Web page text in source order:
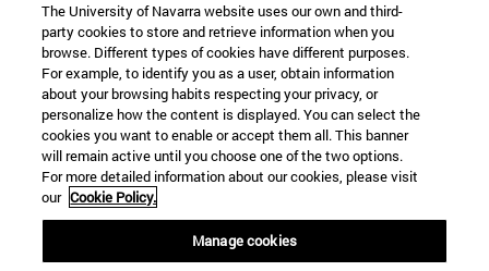
The University of Navarra website uses our own and third-
party cookies to store and retrieve information when you
browse. Different types of cookies have different purposes.
For example, to identify you as a user, obtain information
about your browsing habits respecting your privacy, or
personalize how the content is displayed. You can select the
cookies you want to enable or accept them all. This banner
will remain active until you choose one of the two options.
For more detailed information about our cookies, please visit
our Cookie Policy.
Manage cookies